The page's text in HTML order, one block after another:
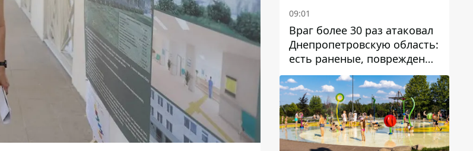
09:01
Враг более 30 раз атаковал
Днепропетровскую область:
есть раненые, повреждены
лицей, дома и предприятия